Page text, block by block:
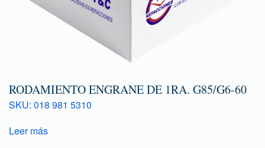
RODAMIENTO ENGRANE DE 1RA. G85/G6-60
SKU: 018 981 5310
Leer más